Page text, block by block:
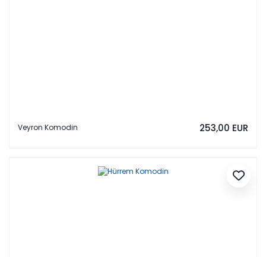
Veyron Komodin 253,00 EUR